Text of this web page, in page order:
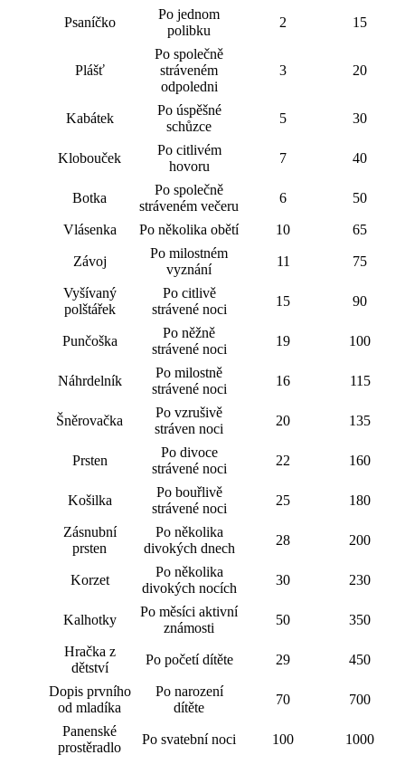
Psaníčko
Po jednom
polibku
2 15
Plášť
Po společně
stráveném
odpoledni
3 20
Kabátek
Po úspěšné
schůzce
5 30
Klobouček
Po citlivém
hovoru
7 40
Botka
Po společně
stráveném večeru
6 50
Vlásenka Po několika obětí 10 65
Závoj
Po milostném
vyznání
11 75
Vyšívaný
polštářek
Po citlivě
strávené noci
15 90
Punčoška
Po něžně
strávené noci
19 100
Náhrdelník
Po milostně
strávené noci
16 115
Šněrovačka
Po vzrušivě
stráven noci
20 135
Prsten
Po divoce
strávené noci
22 160
Košilka
Po bouřlivě
strávené noci
25 180
Zásnubní
prsten
Po několika
divokých dnech
28 200
Korzet
Po několika
divokých nocích
30 230
Kalhotky
Po měsíci aktivní
známosti
50 350
Hračka z
dětství
Po početí dítěte 29 450
Dopis prvního
od mladíka
Po narození
dítěte
70 700
Panenské
prostěradlo
Po svatební noci 100 1000